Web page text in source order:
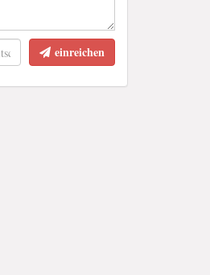
einreichen